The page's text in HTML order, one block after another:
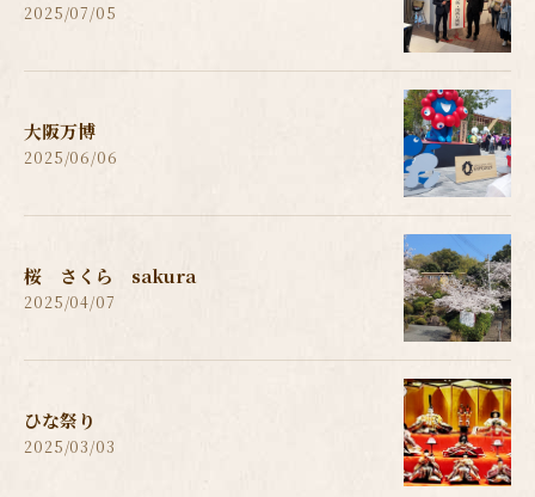
2025/07/05
大阪万博
2025/06/06
桜 さくら sakura
2025/04/07
ひな祭り
2025/03/03